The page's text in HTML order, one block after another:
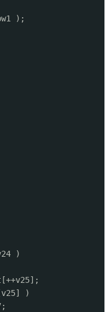
len_pw1 );
)
)